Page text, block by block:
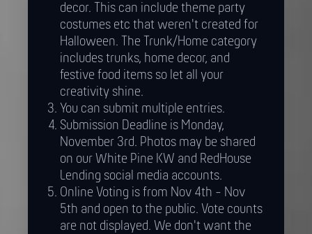
decor. This can include theme party
costumes etc that weren't created for
Halloween. The Trunk/Home category
includes trunks, home decor, and
festive food items so let all your
creativity shine.
You can submit multiple entries.
Submission Deadline is Monday,
November 3rd. Photos may be shared
on our White Pine KW and RedHouse
Lending social media accounts.
Online Voting is from Nov 4th - Nov
5th and open to the public. Vote counts
are not displayed. We don't want the